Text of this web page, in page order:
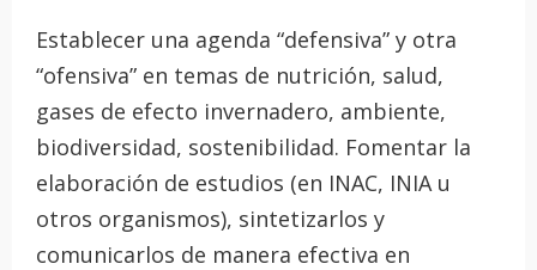
Establecer una agenda “defensiva” y otra
“ofensiva” en temas de nutrición, salud,
gases de efecto invernadero, ambiente,
biodiversidad, sostenibilidad. Fomentar la
elaboración de estudios (en INAC, INIA u
otros organismos), sintetizarlos y
comunicarlos de manera efectiva en